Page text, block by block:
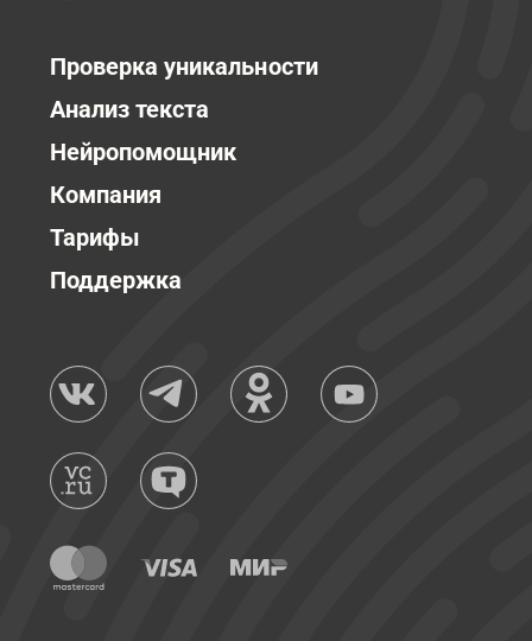
Проверка уникальности
Анализ текста
Нейропомощник
Компания
Тарифы
Поддержка